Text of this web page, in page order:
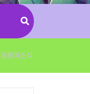
동화계소식